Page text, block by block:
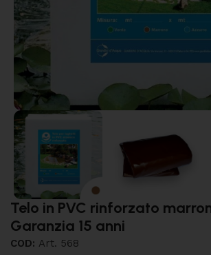
Telo in PVC rinforzato
Garanzia 15 anni
COD: Art. 568